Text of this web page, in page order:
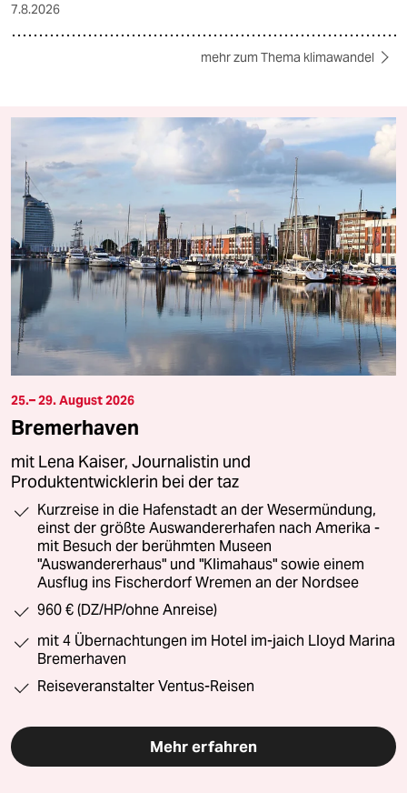
7.8.2026
mehr zum Thema klimawandel
25.– 29. August 2026
Bremerhaven
mit Lena Kaiser, Journalistin und
Produktentwicklerin bei der taz
Kurzreise in die Hafenstadt an der Wesermündung,
einst der größte Auswandererhafen nach Amerika -
mit Besuch der berühmten Museen
"Auswandererhaus" und "Klimahaus" sowie einem
Ausflug ins Fischerdorf Wremen an der Nordsee
960 € (DZ/HP/ohne Anreise)
mit 4 Übernachtungen im Hotel im-jaich Lloyd Marina
Bremerhaven
Reiseveranstalter Ventus-Reisen
Mehr erfahren